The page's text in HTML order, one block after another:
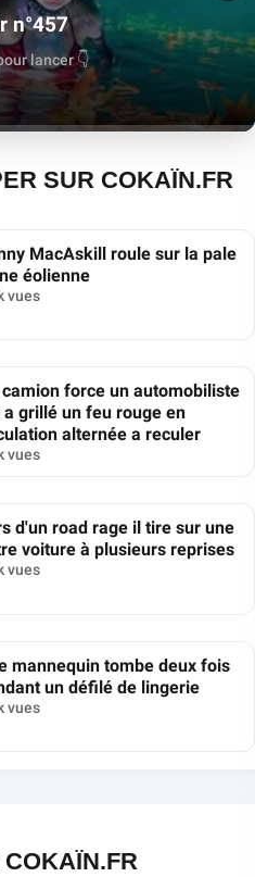
n°457
lancer 👇
SUR COKAÏN.FR
MacAskill roule sur la pale
éolienne
vues
camion force un automobiliste
a grillé un feu rouge en
alternée a reculer
vues
d'un road rage il tire sur une
voiture à plusieurs reprises
vues
mannequin tombe deux fois
un défilé de lingerie
vues